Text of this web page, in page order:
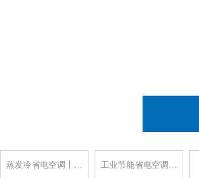
蒸发冷省电空调丨… 工业节能省电空调…